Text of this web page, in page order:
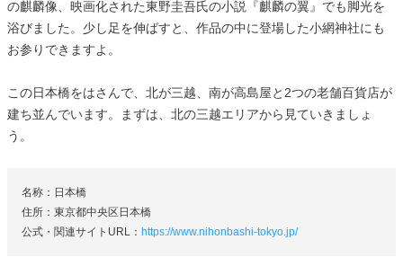
の麒麟像、映画化された東野圭吾氏の小説『麒麟の翼』でも脚光を
浴びました。少し足を伸ばすと、作品の中に登場した小網神社にも
お参りできますよ。
この日本橋をはさんで、北が三越、南が高島屋と2つの老舗百貨店が
建ち並んでいます。まずは、北の三越エリアから見ていきましょ
う。
名称：日本橋
住所：東京都中央区日本橋
公式・関連サイトURL： https://www.nihonbashi-tokyo.jp/